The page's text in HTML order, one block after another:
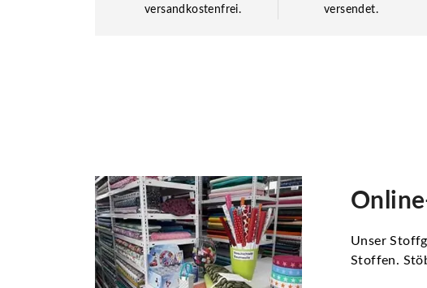
versandkostenfrei.
versendet.
Unser
Stoffen.